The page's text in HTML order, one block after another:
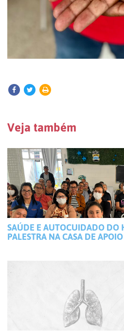
Veja também
SAÚDE E AUTOCUIDADO DO
PALESTRA NA CASA DE